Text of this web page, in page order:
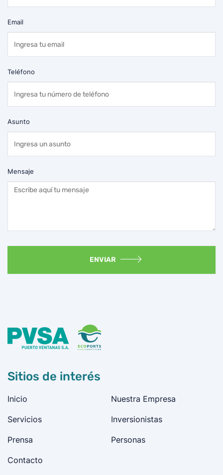
Email
Teléfono
Asunto
Mensaje
ENVIAR
Sitios de interés
Inicio Nuestra Empresa
Servicios Inversionistas
Prensa Personas
Contacto